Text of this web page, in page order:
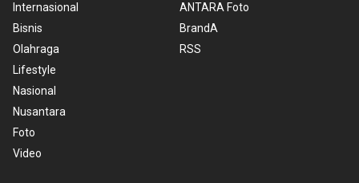
Internasional
Bisnis
Olahraga
Lifestyle
Nasional
Nusantara
Foto
Video
ANTARA Foto
BrandA
RSS